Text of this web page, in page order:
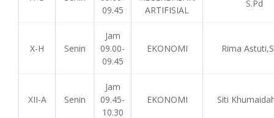
09.45
ARTIFISIAL
S.Pd
X-H Senin
Jam
09.00-
09.45
EKONOMI Rima
XII-A Senin
Jam
09.45-
10.30
EKONOMI Siti